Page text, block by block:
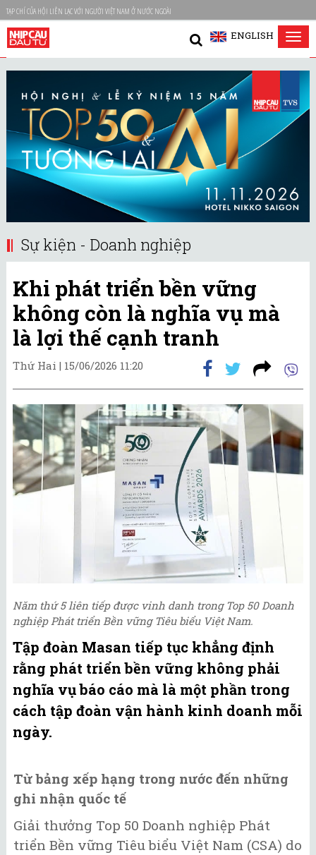
TẠP CHÍ CỦA HỘI LIÊN LẠC VỚI NGƯỜI VIỆT NAM Ở NƯỚC NGOÀI
ENGLISH
Sự kiện - Doanh nghiệp
Khi phát triển bền vững
không còn là nghĩa vụ mà
là lợi thế cạnh tranh
Thứ Hai | 15/06/2026 11:20
Năm thứ 5 liên tiếp được vinh danh trong Top 50 Doanh
nghiệp Phát triển Bền vững Tiêu biểu Việt Nam.
Tập đoàn Masan tiếp tục khẳng định
rằng phát triển bền vững không phải
nghĩa vụ báo cáo mà là một phần trong
cách tập đoàn vận hành kinh doanh mỗi
ngày.
Từ bảng xếp hạng trong nước đến những
ghi nhận quốc tế
Giải thưởng Top 50 Doanh nghiệp Phát
triển Bền vững Tiêu biểu Việt Nam (CSA) do